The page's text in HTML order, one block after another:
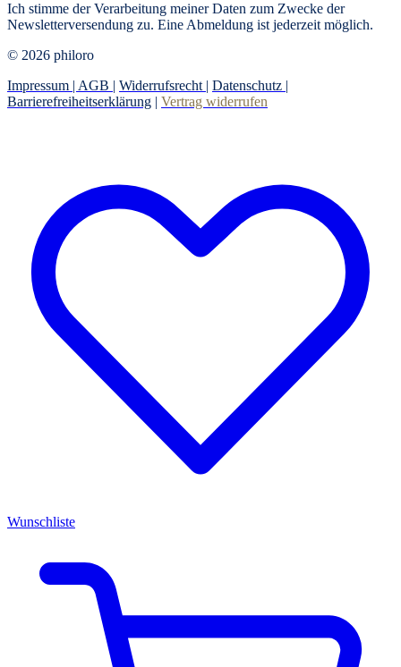
Ich stimme der Verarbeitung meiner Daten zum Zwecke der
Newsletterversendung zu. Eine Abmeldung ist jederzeit möglich.
© 2026 philoro
Impressum | AGB | Widerrufsrecht | Datenschutz |
Barrierefreiheitserklärung | Vertrag widerrufen
Wunschliste